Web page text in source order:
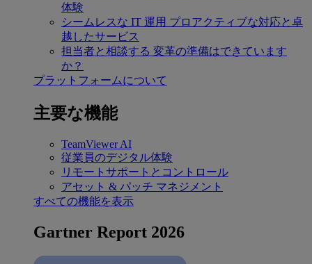
体験
シームレスな IT 運用 プロアクティブな対応と卓
越したサービス
担当者と相談する 変革の準備はできています
か？
プラットフォームについて
主要な機能
TeamViewer AI
従業員のデジタル体験
リモートサポートとコントロール
アセット & パッチ マネジメント
すべての機能を表示
Gartner Report 2026